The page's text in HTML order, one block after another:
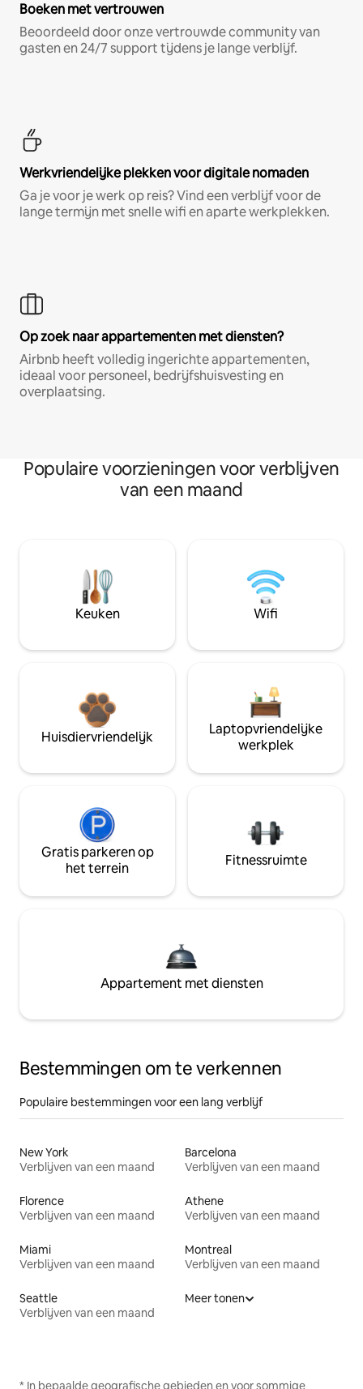
Boeken met vertrouwen
Beoordeeld door onze vertrouwde community van
gasten en 24/7 support tijdens je lange verblijf.
Werkvriendelijke plekken voor digitale nomaden
Ga je voor je werk op reis? Vind een verblijf voor de
lange termijn met snelle wifi en aparte werkplekken.
Op zoek naar appartementen met diensten?
Airbnb heeft volledig ingerichte appartementen,
ideaal voor personeel, bedrijfshuisvesting en
overplaatsing.
Populaire voorzieningen voor verblijven
van een maand
Keuken Wifi
Huisdiervriendelijk
Laptopvriendelijke
werkplek
Gratis parkeren op
het terrein
Fitnessruimte
Appartement met diensten
Bestemmingen om te verkennen
Populaire bestemmingen voor een lang verblijf
New York
Verblijven van een maand
Barcelona
Verblijven van een maand
Florence
Verblijven van een maand
Athene
Verblijven van een maand
Miami
Verblijven van een maand
Montreal
Verblijven van een maand
Seattle
Verblijven van een maand
Meer tonen